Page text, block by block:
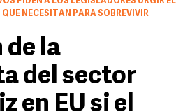
NECESITAN PARA SOBREVIVIR
la
del sector
en EU si el